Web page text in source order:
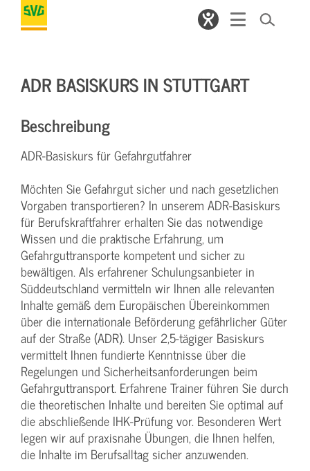
ADR BASISKURS IN STUTTGART
Beschreibung
ADR-Basiskurs für Gefahrgutfahrer
Möchten Sie Gefahrgut sicher und nach gesetzlichen
Vorgaben transportieren? In unserem ADR-Basiskurs
für Berufskraftfahrer erhalten Sie das notwendige
Wissen und die praktische Erfahrung, um
Gefahrguttransporte kompetent und sicher zu
bewältigen. Als erfahrener Schulungsanbieter in
Süddeutschland vermitteln wir Ihnen alle relevanten
Inhalte gemäß dem Europäischen Übereinkommen
über die internationale Beförderung gefährlicher Güter
auf der Straße (ADR). Unser 2,5-tägiger Basiskurs
vermittelt Ihnen fundierte Kenntnisse über die
Regelungen und Sicherheitsanforderungen beim
Gefahrguttransport. Erfahrene Trainer führen Sie durch
die theoretischen Inhalte und bereiten Sie optimal auf
die abschließende IHK-Prüfung vor. Besonderen Wert
legen wir auf praxisnahe Übungen, die Ihnen helfen,
die Inhalte im Berufsalltag sicher anzuwenden.